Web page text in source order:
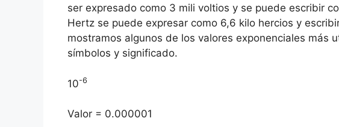
ser expresado como 3 mili voltios y se puede escribir
Hertz se puede expresar como 6,6 kilo hercios y
mostramos algunos de los valores exponenciales más
símbolos y significado.
10-6
Valor = 0.000001